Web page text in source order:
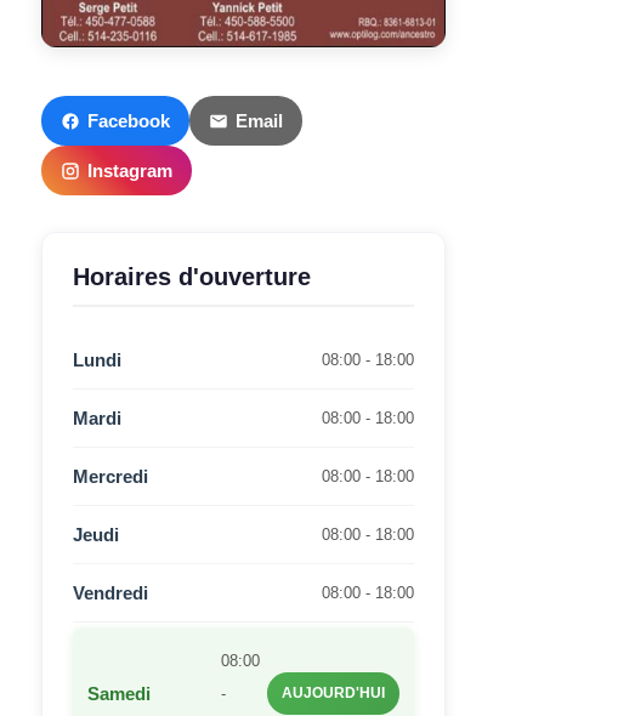
Facebook Email
Instagram
Horaires d'ouverture
Lundi 08:00 - 18:00
Mardi 08:00 - 18:00
Mercredi 08:00 - 18:00
Jeudi 08:00 - 18:00
Vendredi 08:00 - 18:00
Samedi
08:00
-
AUJOURD'HUI